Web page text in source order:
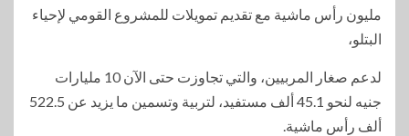
مليون رأس ماشية مع تقديم تمويلات للمشروع القومي لإحياء
البتلو،
لدعم صغار المربيين، والتي تجاوزت حتى الآن 10 مليارات
جنيه لنحو 45.1 ألف مستفيد، لتربية وتسمين ما يزيد عن 522.5
ألف رأس ماشية.